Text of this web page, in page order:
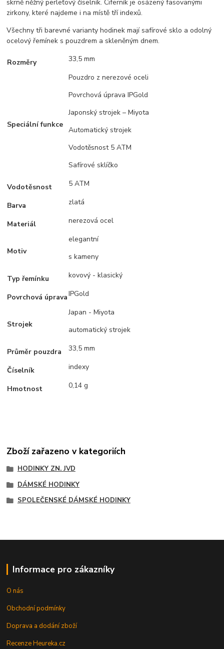
skrně něžný perleťový číselník. Ciferník je osázený fasovanými
zirkony, které najdeme i na místě tří indexů.
Všechny tři barevné varianty hodinek mají safírové sklo a odolný
ocelový řemínek s pouzdrem a skleněným dnem.
Rozměry 33,5 mm
Speciální funkce
Pouzdro z nerezové oceli
Povrchová úprava IPGold
Japonský strojek – Miyota
Automatický strojek
Vodotěsnost 5 ATM
Safírové sklíčko
Vodotěsnost 5 ATM
Barva zlatá
Materiál nerezová ocel
Motiv
elegantní
s kameny
Typ řemínku kovový - klasický
Povrchová úpravaIPGold
Strojek
Japan - Miyota
automatický strojek
Průměr pouzdra 33,5 mm
Číselník indexy
Hmotnost 0,14 g
Zboží zařazeno v kategoriích
HODINKY ZN. JVD
DÁMSKÉ HODINKY
SPOLEČENSKÉ DÁMSKÉ HODINKY
Informace pro zákazníky
O nás
Obchodní podmínky
Doprava a dodání zboží
Recenze Heureka.cz